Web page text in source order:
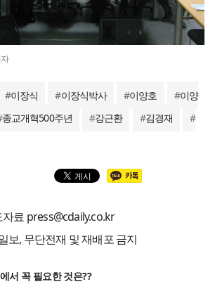
#이장식 #이장식박사 #이양호 #이양
종교개혁500주년 #강근환 #김경재
#
료 press@cdaily.co.kr
, 무단전재 및 재배포 금지
서 꼭 필요한 것은??